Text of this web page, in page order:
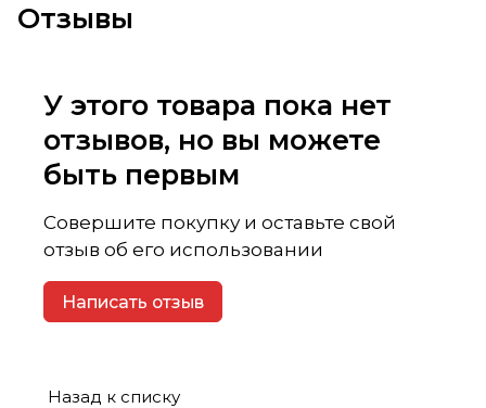
Отзывы
У этого товара пока нет
отзывов, но вы можете
быть первым
Совершите покупку и оставьте свой
отзыв об его использовании
Написать отзыв
Назад к списку